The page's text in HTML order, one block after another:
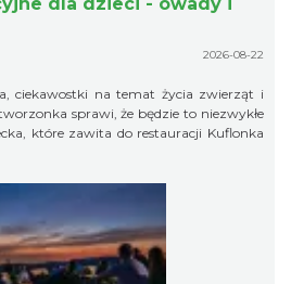
2026-08-22
ciekawostki na temat życia zwierząt i
sprawi, że będzie to niezwykłe
które zawita do restauracji Kuflonka